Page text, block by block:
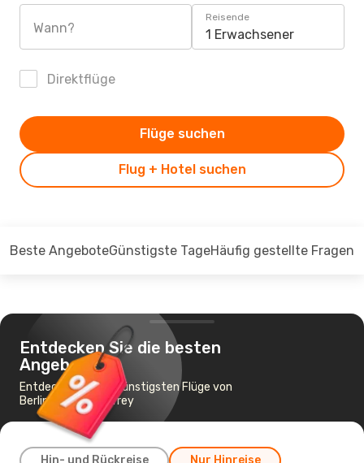
Wann?
Reisende
1 Erwachsener
Direktflüge
Flug + Hotel suchen
Flüge suchen
Beste AngeboteGünstigste TageHäufig gestellte Fragen
Entdecken Sie die besten
Angebote
Entdecken Sie die günstigsten Flüge von
Berlin nach Monterrey
Hin- und Rückreise Nur Hinreise